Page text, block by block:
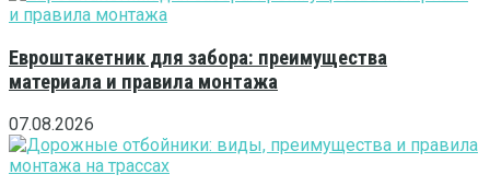
Евроштакетник для забора: преимущества
материала и правила монтажа
07.08.2026